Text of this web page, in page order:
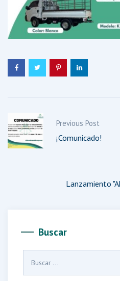
Previous Post
¡Comunicado!
Lanzamiento
Buscar